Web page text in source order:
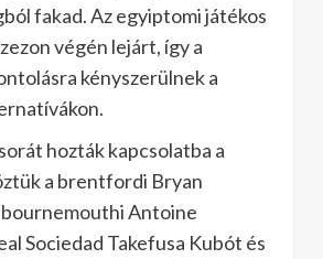
fakad. Az egyiptomi játékos
végén lejárt, így a
kényszerülnek a
hozták kapcsolatba a
a brentfordi Bryan
Antoine
Sociedad Takefusa Kubót és